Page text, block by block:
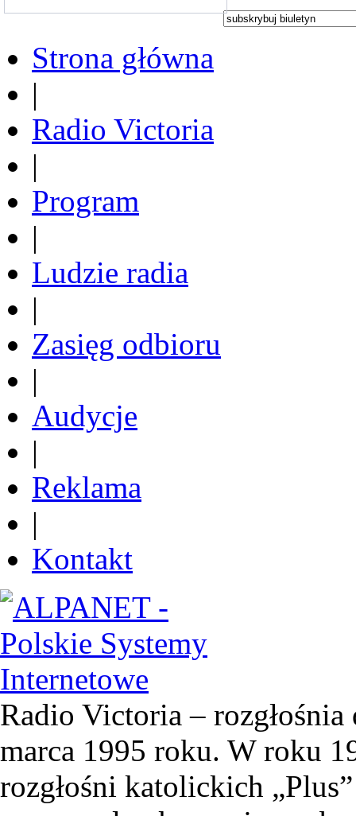
Strona główna
|
Radio Victoria
|
Program
|
Ludzie radia
|
Zasięg odbioru
|
Audycje
|
Reklama
|
Kontakt
Radio Victoria –
marca 1995 roku. W roku
rozgłośni katolickich